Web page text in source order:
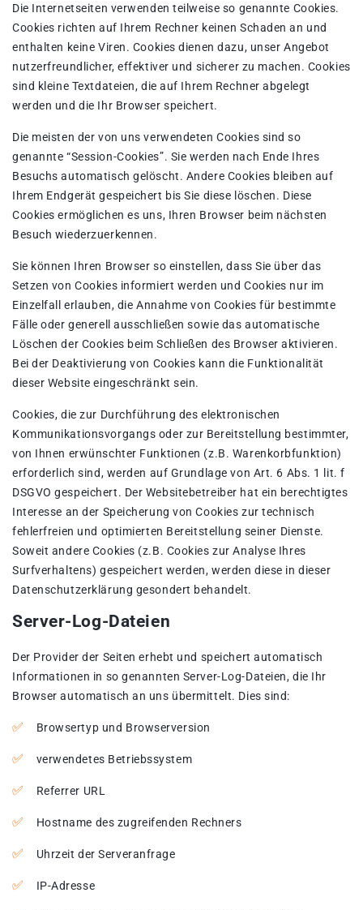
Die Internetseiten verwenden teilweise so genannte Cookies.
Cookies richten auf Ihrem Rechner keinen Schaden an und
enthalten keine Viren. Cookies dienen dazu, unser Angebot
nutzerfreundlicher, effektiver und sicherer zu machen. Cookies
sind kleine Textdateien, die auf Ihrem Rechner abgelegt
werden und die Ihr Browser speichert.
Die meisten der von uns verwendeten Cookies sind so
genannte “Session-Cookies”. Sie werden nach Ende Ihres
Besuchs automatisch gelöscht. Andere Cookies bleiben auf
Ihrem Endgerät gespeichert bis Sie diese löschen. Diese
Cookies ermöglichen es uns, Ihren Browser beim nächsten
Besuch wiederzuerkennen.
Sie können Ihren Browser so einstellen, dass Sie über das
Setzen von Cookies informiert werden und Cookies nur im
Einzelfall erlauben, die Annahme von Cookies für bestimmte
Fälle oder generell ausschließen sowie das automatische
Löschen der Cookies beim Schließen des Browser aktivieren.
Bei der Deaktivierung von Cookies kann die Funktionalität
dieser Website eingeschränkt sein.
Cookies, die zur Durchführung des elektronischen
Kommunikationsvorgangs oder zur Bereitstellung bestimmter,
von Ihnen erwünschter Funktionen (z.B. Warenkorbfunktion)
erforderlich sind, werden auf Grundlage von Art. 6 Abs. 1 lit. f
DSGVO gespeichert. Der Websitebetreiber hat ein berechtigtes
Interesse an der Speicherung von Cookies zur technisch
fehlerfreien und optimierten Bereitstellung seiner Dienste.
Soweit andere Cookies (z.B. Cookies zur Analyse Ihres
Surfverhaltens) gespeichert werden, werden diese in dieser
Datenschutzerklärung gesondert behandelt.
Server-Log-Dateien
Der Provider der Seiten erhebt und speichert automatisch
Informationen in so genannten Server-Log-Dateien, die Ihr
Browser automatisch an uns übermittelt. Dies sind:
Browsertyp und Browserversion
verwendetes Betriebssystem
Referrer URL
Hostname des zugreifenden Rechners
Uhrzeit der Serveranfrage
IP-Adresse